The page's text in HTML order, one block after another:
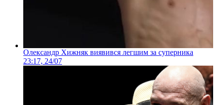
Олександр Хижняк виявився легшим за суперника
23:17, 24/07